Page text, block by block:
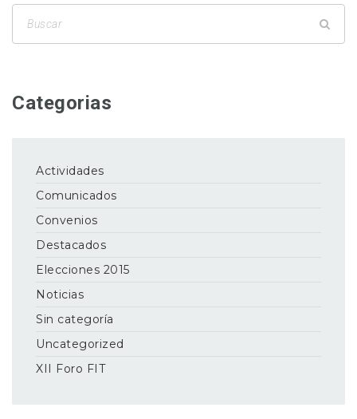
Categorias
Actividades
Comunicados
Convenios
Destacados
Elecciones 2015
Noticias
Sin categoría
Uncategorized
XII Foro FIT